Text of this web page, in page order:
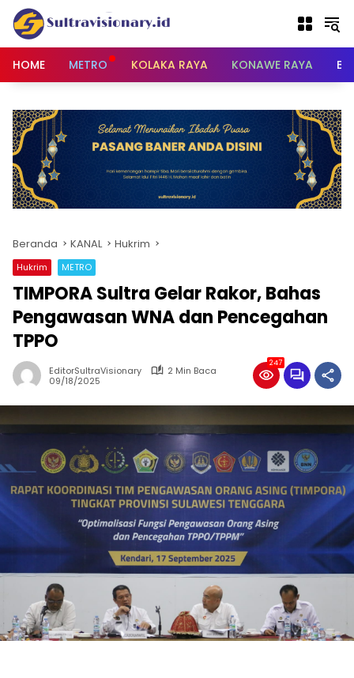
Langsung
konten
HOME
METRO KOLAKA RAYA KONAWE RAYA
Beranda KANAL Hukrim
Hukrim METRO
TIMPORA Sultra Gelar Rakor, Bahas
Pengawasan WNA dan Pencegahan
TPPO
EditorSultraVisionary
2 Min Baca
09/18/2025
247